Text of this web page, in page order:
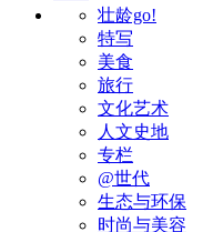
壮龄go!
特写
美食
旅行
文化艺术
人文史地
专栏
@世代
生态与环保
时尚与美容